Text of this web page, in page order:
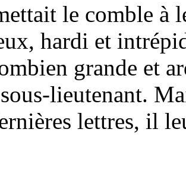
le comble à
hardi et
grande et
lieutenant.
lettres, il